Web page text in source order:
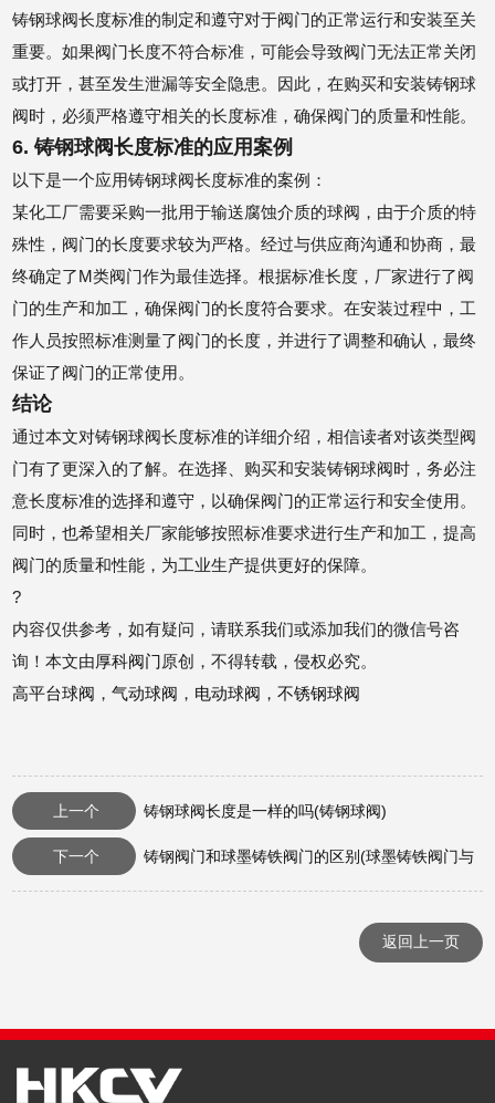
铸钢球阀长度标准的制定和遵守对于阀门的正常运行和安装至关
重要。如果阀门长度不符合标准，可能会导致阀门无法正常关闭
或打开，甚至发生泄漏等安全隐患。因此，在购买和安装铸钢球
阀时，必须严格遵守相关的长度标准，确保阀门的质量和性能。
6. 铸钢球阀长度标准的应用案例
以下是一个应用铸钢球阀长度标准的案例：
某化工厂需要采购一批用于输送腐蚀介质的球阀，由于介质的特
殊性，阀门的长度要求较为严格。经过与供应商沟通和协商，最
终确定了M类阀门作为最佳选择。根据标准长度，厂家进行了阀
门的生产和加工，确保阀门的长度符合要求。在安装过程中，工
作人员按照标准测量了阀门的长度，并进行了调整和确认，最终
保证了阀门的正常使用。
结论
通过本文对铸钢球阀长度标准的详细介绍，相信读者对该类型阀
门有了更深入的了解。在选择、购买和安装铸钢球阀时，务必注
意长度标准的选择和遵守，以确保阀门的正常运行和安全使用。
同时，也希望相关厂家能够按照标准要求进行生产和加工，提高
阀门的质量和性能，为工业生产提供更好的保障。
?
内容仅供参考，如有疑问，请联系我们或添加我们的微信号咨
询！本文由厚科阀门原创，不得转载，侵权必究。
高平台球阀 ，气动球阀 ， 电动球阀 ，不锈钢球阀
上一个 铸钢球阀长度是一样的吗(铸钢球阀)
下一个 铸钢阀门和球墨铸铁阀门的区别(球墨铸铁阀门与
不锈钢阀门区别)
返回上一页